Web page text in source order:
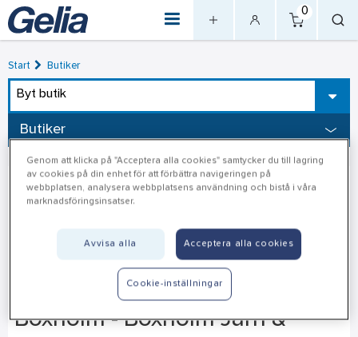
0
Start Butiker
Byt butik
Butiker
Boxholm - Boxholm Järn &
Genom att klicka på "Acceptera alla cookies" samtycker du till lagring
av cookies på din enhet för att förbättra navigeringen på
webbplatsen, analysera webbplatsens användning och bistå i våra
marknadsföringsinsatser.
Avvisa alla Acceptera alla cookies
Cookie-inställningar